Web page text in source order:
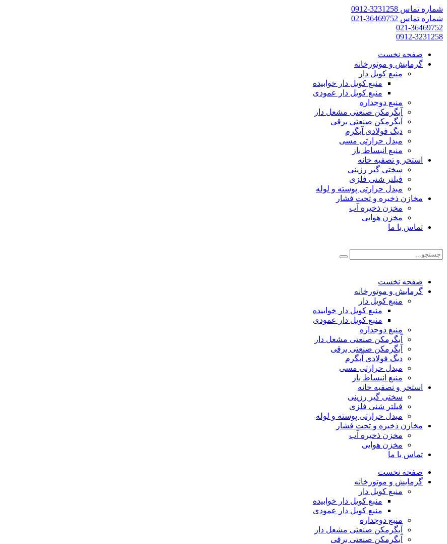
شماره تماس 3231258-0912
شماره تماس 36469752-021
021-36469752
0912-3231258
صفحه نخست
گرمایش و موتورخانه
منبع کویل دار
منبع کویل دار خوابیده
منبع کویل دار عمودی
منبع دوجداره
آبگرمکن صنعتی مشعل دار
آبگرمکن صنعتی برقی
دیگ فولادی آبگرم
مبدل حرارتی مسی
منبع انبساط باز
استخر و تصفیه خانه
سختی گیر رزینی
فیلتر شنی فلزی
مبدل حرارتی پوسته و لوله
مخازن ذخیره و تحت فشار
مخزن ذخیره آب
مخزن هوایی
تماس با ما
صفحه نخست
گرمایش و موتورخانه
منبع کویل دار
منبع کویل دار خوابیده
منبع کویل دار عمودی
منبع دوجداره
آبگرمکن صنعتی مشعل دار
آبگرمکن صنعتی برقی
دیگ فولادی آبگرم
مبدل حرارتی مسی
منبع انبساط باز
استخر و تصفیه خانه
سختی گیر رزینی
فیلتر شنی فلزی
مبدل حرارتی پوسته و لوله
مخازن ذخیره و تحت فشار
مخزن ذخیره آب
مخزن هوایی
تماس با ما
صفحه نخست
گرمایش و موتورخانه
منبع کویل دار
منبع کویل دار خوابیده
منبع کویل دار عمودی
منبع دوجداره
آبگرمکن صنعتی مشعل دار
آبگرمکن صنعتی برقی